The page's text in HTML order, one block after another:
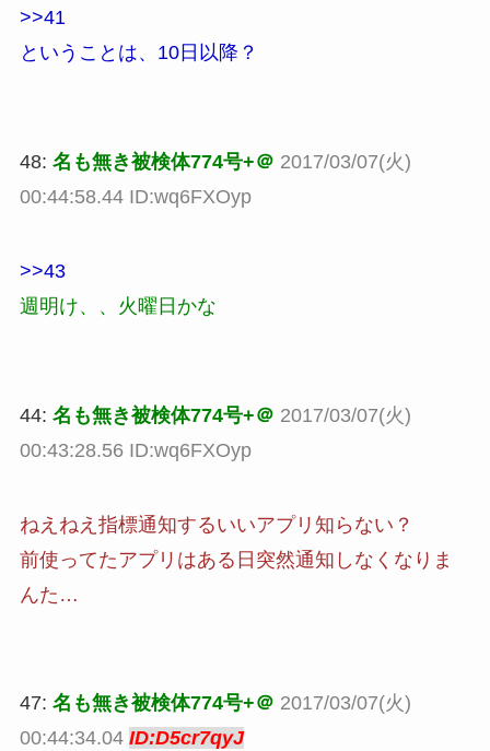
>>41
ということは、10日以降？
48: 名も無き被検体774号+＠ 2017/03/07(火)
00:44:58.44 ID:wq6FXOyp
>>43
週明け、、火曜日かな
44: 名も無き被検体774号+＠ 2017/03/07(火)
00:43:28.56 ID:wq6FXOyp
ねえねえ指標通知するいいアプリ知らない？
前使ってたアプリはある日突然通知しなくなりま
んた…
47: 名も無き被検体774号+＠ 2017/03/07(火)
00:44:34.04 ID:D5cr7qyJ